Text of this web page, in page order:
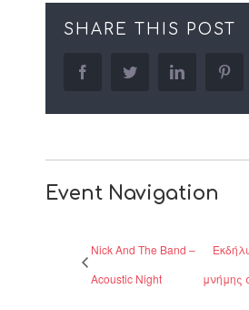
SHARE THIS POST
facebooktwitter linkedin
Event Navigation
Nick And The Band –
Acoustic Night
μνήμης